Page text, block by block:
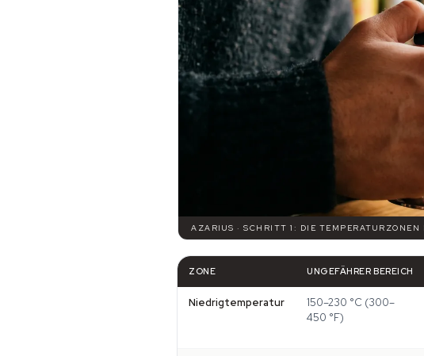
AZARIUS · SCHRITT 1: DIE TEMPERATURZONEN
ZONE UNGEFÄHRER BEREICH
Niedrigtemperatur
150–230 °C (300–
450 °F)